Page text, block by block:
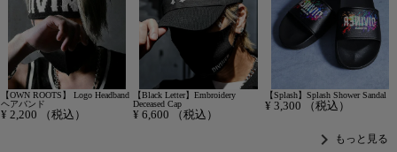
【OWN ROOTS】 Logo Headband
ヘアバンド
¥ 2,200 （税込）
【Black Letter】Embroidery
Deceased Cap
¥ 6,600 （税込）
【Splash】Splash Shower Sandal
¥ 3,300 （税込）
chevron_right もっと見る